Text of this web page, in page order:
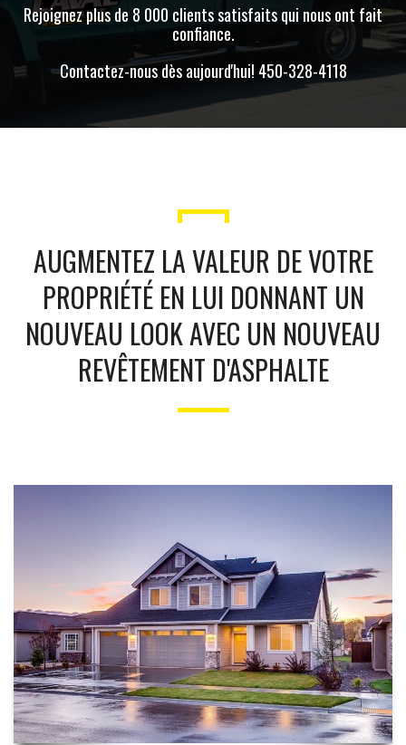
Rejoignez plus de 8 000 clients satisfaits qui nous ont fait
confiance.
Contactez-nous dès aujourd'hui! 450-328-4118
AUGMENTEZ LA VALEUR DE VOTRE
PROPRIÉTÉ EN LUI DONNANT UN
NOUVEAU LOOK AVEC UN NOUVEAU
REVÊTEMENT D'ASPHALTE